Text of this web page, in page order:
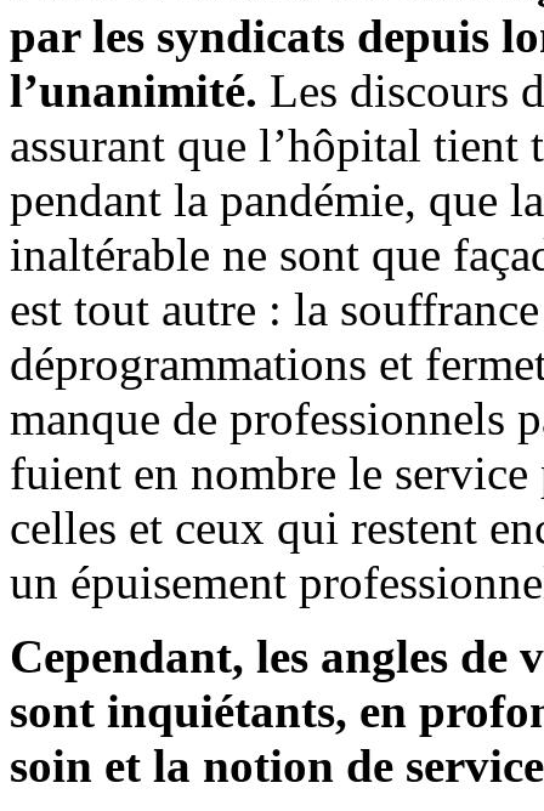
par les syndicats depuis
l’unanimité. Les discours
assurant que l’hôpital
pendant la pandémie, que
inaltérable ne sont que
est tout autre : la
déprogrammations et
manque de professionnels
fuient en nombre le
celles et ceux qui restent
un épuisement
Cependant, les angles
sont inquiétants, en
soin et la notion de